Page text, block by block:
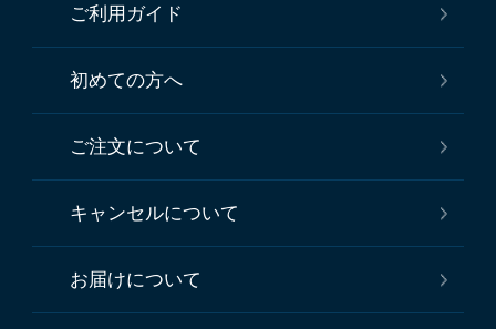
ご利用ガイド
初めての方へ
ご注文について
キャンセルについて
お届けについて